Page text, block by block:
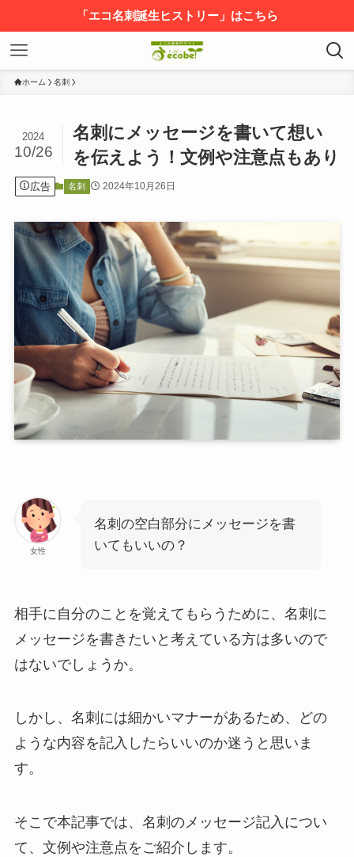
「エコ名刺誕生ヒストリー」はこちら
ホーム 名刺
名刺にメッセージを書いて想い
を伝えよう！文例や注意点もあり
2024
10/26
広告 名刺 2024年10月26日
女性
名刺の空白部分にメッセージを書
いてもいいの？
相手に自分のことを覚えてもらうために、名刺に
メッセージを書きたいと考えている方は多いので
はないでしょうか。
しかし、名刺には細かいマナーがあるため、どの
ような内容を記入したらいいのか迷うと思いま
す。
そこで本記事では、名刺のメッセージ記入につい
て、文例や注意点をご紹介します。